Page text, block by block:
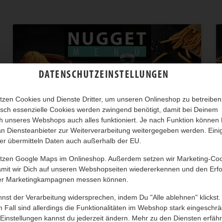
DATENSCHUTZEINSTELLUNGEN
Cookies und Dienste Dritter, um unseren Onlineshop zu betreiben.
essenzielle Cookies werden zwingend benötigt, damit bei Deinem
unseres Webshops auch alles funktioniert. Je nach Funktion können
Diensteanbieter zur Weiterverarbeitung weitergegeben werden.
übermitteln Daten auch außerhalb der EU.
Google Maps im Onlineshop. Außerdem setzen wir Marketing-
wir Dich auf unseren Webshopseiten wiedererkennen und den
Marketingkampagnen messen können.
der Verarbeitung widersprechen, indem Du "Alle ablehnen" klickst.
Fall sind allerdings die Funktionalitäten im Webshop stark
kannst du jederzeit ändern. Mehr zu den Diensten
NUGGET MENÜ
nach Wahl!